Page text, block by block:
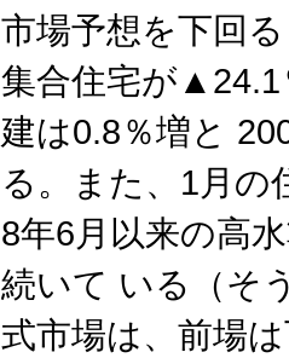
市場予想を下回
集合住宅が▲24.1
建は0.8％増と
る。また、1月の
8年6月以来の高
続いて いる（そ
式市場は、前場